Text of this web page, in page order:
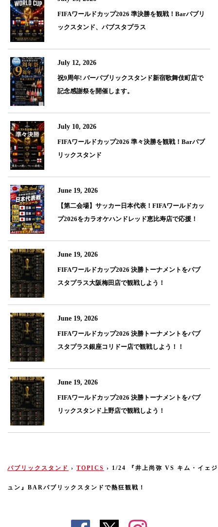
FIFAワールドカップ2026 準決勝を観戦！Barパブリ
ックスタンド、パブスタプラス
July 12, 2026
祝9周年! バーパブリックスタンド新宿歌舞伎町店で
記念感謝祭を開催します。
July 10, 2026
FIFAワールドカップ2026 準々決勝を観戦！Barパブ
リックスタンド
June 19, 2026
【第二会場】サッカー日本代表！FIFAワールドカッ
プ2026をカラオケハンドレッド恵比寿店で応援！
June 19, 2026
FIFAワールドカップ2026 決勝トーナメントをパブ
スタプラス大阪梅田店で観戦しよう！
June 19, 2026
FIFAワールドカップ2026 決勝トーナメントをパブ
スタプラス銀座コリドー店で観戦しよう！！
June 19, 2026
FIFAワールドカップ2026 決勝トーナメントをパブ
リックスタンド上野店で観戦しよう！
パブリックスタンド › TOPICS › 1/24 『井上尚弥 VS キム・イェジ
ュン』BARパブリックスタンドで熱狂観戦！